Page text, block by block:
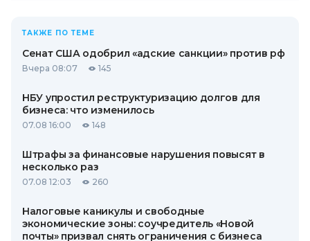
ТАКЖЕ ПО ТЕМЕ
Сенат США одобрил «адские санкции» против рф
Вчера 08:07 145
НБУ упростил реструктуризацию долгов для
бизнеса: что изменилось
07.08 16:00 148
Штрафы за финансовые нарушения повысят в
несколько раз
07.08 12:03 260
Налоговые каникулы и свободные
экономические зоны: соучредитель «Новой
почты» призвал снять ограничения с бизнеса